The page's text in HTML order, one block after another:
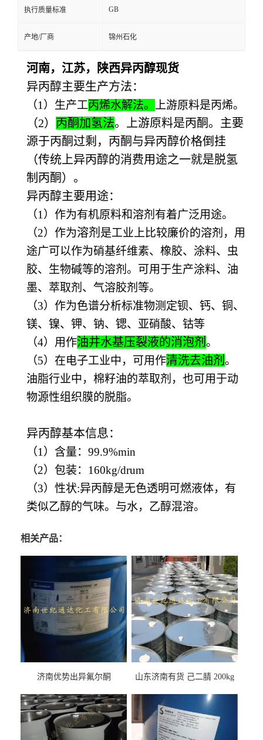
执行质量标准 GB
产地/厂商 锦州石化
河南，江苏，陕西异丙醇现货
异丙醇主要生产方法：
（1）生产工丙烯水解法。 上游原料是丙烯。
（2） 丙酮加氢法。上游原料是丙酮。主要
源于丙酮过剩，丙酮与异丙醇价格倒挂
（传统上异丙醇的消费用途之一就是脱氢
制丙酮）。
异丙醇主要用途：
（1） 作为有机原料和溶剂有着广泛用途。
（2） 作为溶剂 是工业上比较廉价的溶剂，用
途广可以作为硝基纤维素、橡胶、涂料、虫
胶、生物碱等的溶剂。可用于生产涂料、油
墨、萃取剂、气溶胶剂等。
（3） 作为色谱分析标准物测定钡、钙、铜、
镁、镍、钾、钠、锶、亚硝酸、钴等
（4） 用作油井水基压裂液的消泡剂 。
（5） 在电子工业中，可用作清洗去油剂 。
油脂行业中，棉籽油的萃取剂，也可用于动
物源性组织膜的脱脂。
异丙醇基本信息：
（1） 含量：99.9%min
（2） 包装：160kg/drum
（3） 性状:异丙醇是无色透明可燃液体，有
类似乙醇的气味。与水，乙醇混溶。
相关产品：
济南优势出异氟尔酮
山东济南有货 己二腈 200kg